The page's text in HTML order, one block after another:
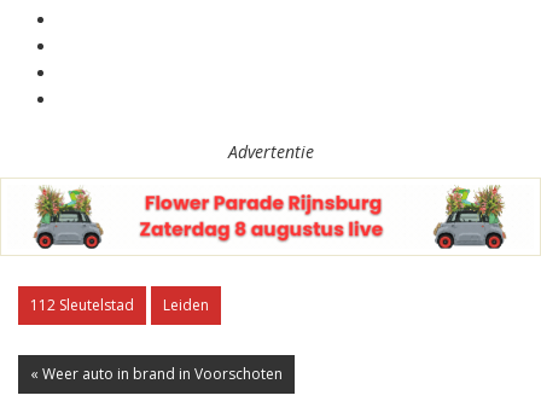
Advertentie
112 Sleutelstad Leiden
« Weer auto in brand in Voorschoten